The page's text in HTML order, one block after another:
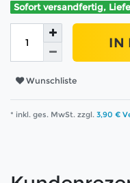
Sofort versandfertig,
IN
Wunschliste
* inkl. ges. MwSt. zzgl. 3,90 €